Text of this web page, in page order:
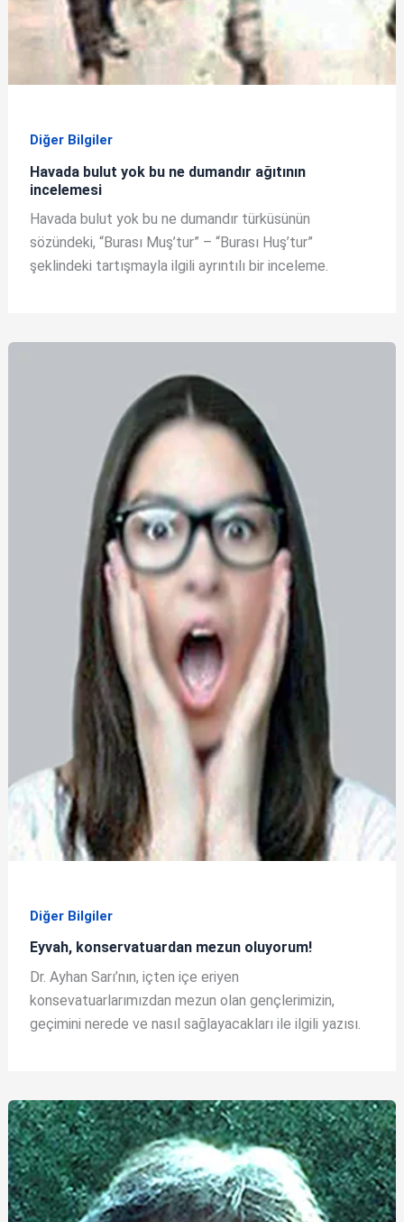
Diğer Bilgiler
Havada bulut yok bu ne dumandır ağıtının
incelemesi
Havada bulut yok bu ne dumandır türküsünün
sözündeki, “Burası Muş’tur” – “Burası Huş’tur”
şeklindeki tartışmayla ilgili ayrıntılı bir inceleme.
Diğer Bilgiler
Eyvah, konservatuardan mezun oluyorum!
Dr. Ayhan Sarı’nın, içten içe eriyen
konsevatuarlarımızdan mezun olan gençlerimizin,
geçimini nerede ve nasıl sağlayacakları ile ilgili yazısı.